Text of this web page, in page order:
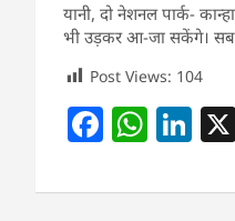
यानी, दो नेशनल पार्क-
भी उड़कर आ-जा सकेंगे। सबसे
Post Views: 104
F
c
W
at
Li
k